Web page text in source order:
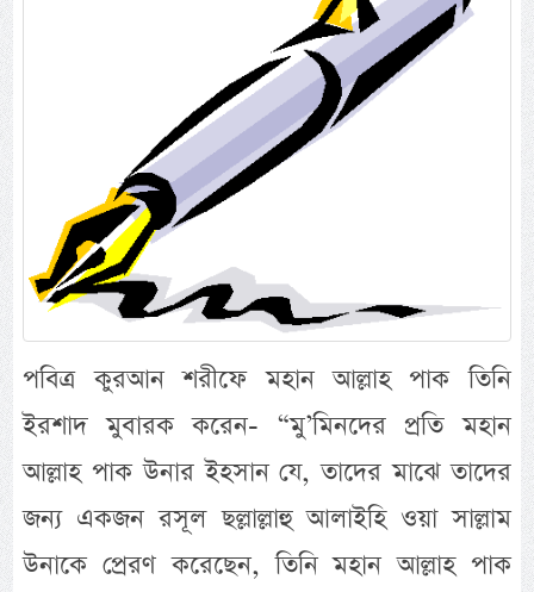
পবিত্র কুরআন শরীফে মহান আল্লাহ পাক তিনি
ইরশাদ মুবারক করেন- “মু’মিনদের প্রতি মহান
আল্লাহ পাক উনার ইহসান যে, তাদের মাঝে তাদের
জন্য একজন রসূল ছল্লাল্লাহু আলাইহি ওয়া সাল্লাম
উনাকে প্রেরণ করেছেন, তিনি মহান আল্লাহ পাক